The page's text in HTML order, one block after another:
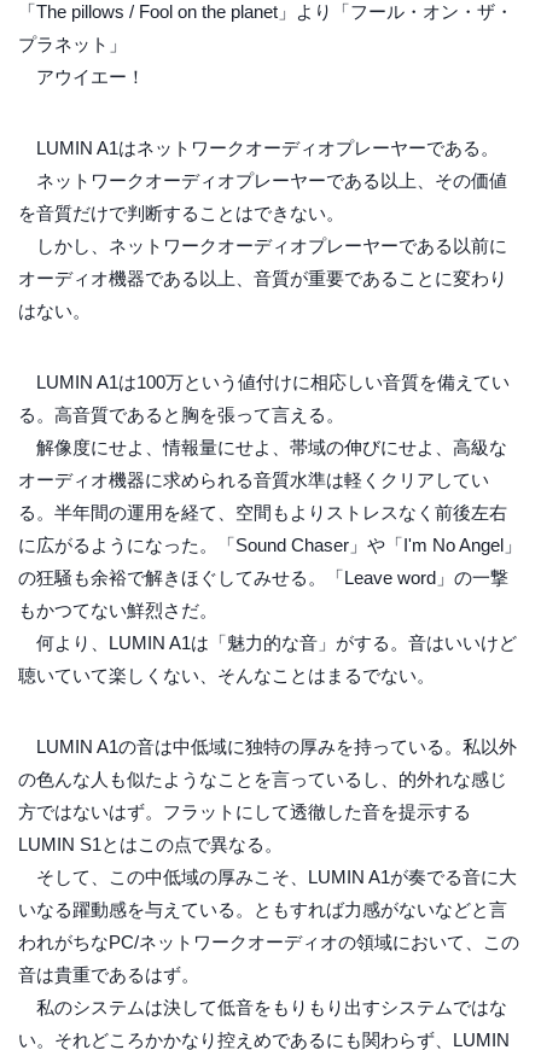
「The pillows / Fool on the planet」より「フール・オン・ザ・
プラネット」
アウイエー！
LUMIN A1はネットワークオーディオプレーヤーである。
ネットワークオーディオプレーヤーである以上、その価値
を音質だけで判断することはできない。
しかし、ネットワークオーディオプレーヤーである以前に
オーディオ機器である以上、音質が重要であることに変わり
はない。
LUMIN A1は100万という値付けに相応しい音質を備えてい
る。高音質であると胸を張って言える。
解像度にせよ、情報量にせよ、帯域の伸びにせよ、高級な
オーディオ機器に求められる音質水準は軽くクリアしてい
る。半年間の運用を経て、空間もよりストレスなく前後左右
に広がるようになった。「Sound Chaser」や「I'm No Angel」
の狂騒も余裕で解きほぐしてみせる。「Leave word」の一撃
もかつてない鮮烈さだ。
何より、LUMIN A1は「魅力的な音」がする。音はいいけど
聴いていて楽しくない、そんなことはまるでない。
LUMIN A1の音は中低域に独特の厚みを持っている。私以外
の色んな人も似たようなことを言っているし、的外れな感じ
方ではないはず。フラットにして透徹した音を提示する
LUMIN S1とはこの点で異なる。
そして、この中低域の厚みこそ、LUMIN A1が奏でる音に大
いなる躍動感を与えている。ともすれば力感がないなどと言
われがちなPC/ネットワークオーディオの領域において、この
音は貴重であるはず。
私のシステムは決して低音をもりもり出すシステムではな
い。それどころかかなり控えめであるにも関わらず、LUMIN